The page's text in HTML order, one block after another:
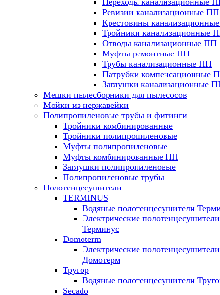
Переходы канализационные
Ревизии канализационные ПП
Крестовины
Тройники канализационные
Отводы канализационные ПП
Муфты ремонтные ПП
Трубы канализационные ПП
Патрубки компенсационные
Заглушки канализационные
Мешки пылесборники для пылесосов
Мойки из нержавейки
Полипропиленовые трубы и фитинги
Тройники комбинированные
Тройники полипропиленовые
Муфты полипропиленовые
Муфты комбинированные ПП
Заглушки полипропиленовые
Полипропиленовые трубы
Полотенцесушители
TERMINUS
Водяные полотенцесушители
Электрические полотенцесушители
Терминус
Domoterm
Электрические полотенцесушители
Домотерм
Тругор
Водяные полотенцесушители
Secado